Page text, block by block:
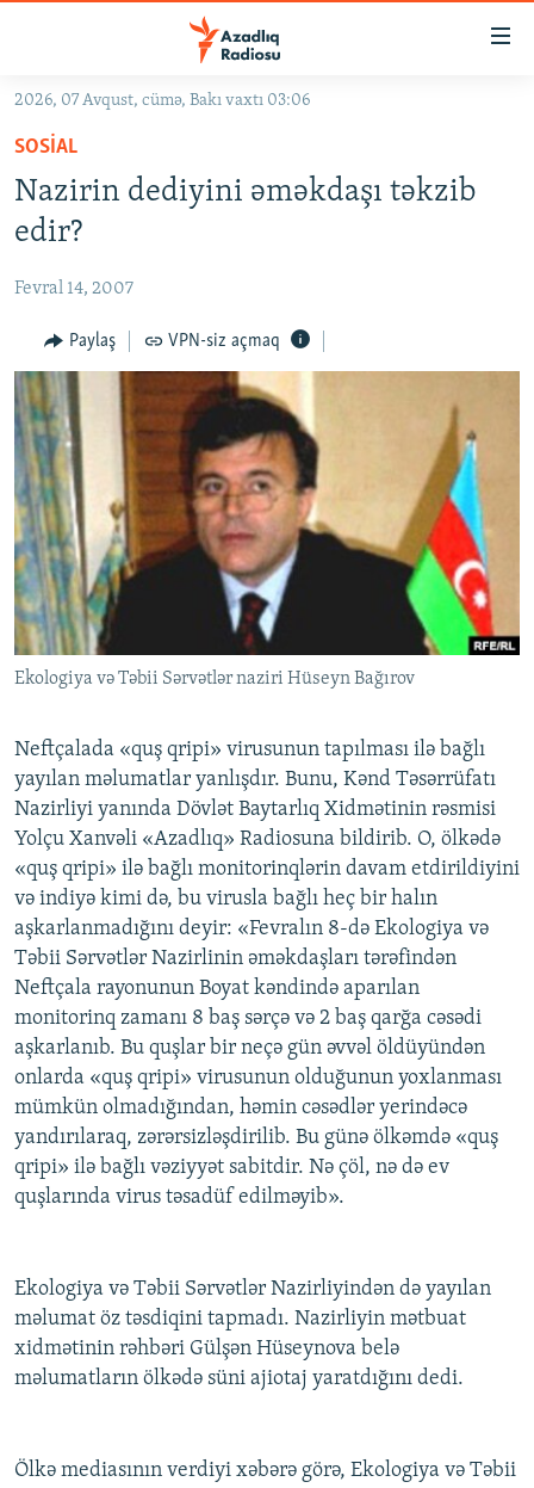
Əsas
qayıt
Əsas
naviqasiyaya
qayıt
Axtarışa
GÜNDƏM
KORRUPSIOMETR
FƏRQƏ BAX
QANUNI DOĞRU
ARAŞDIRMA
MULTIMEDIA
VIDEO
FOTOQALEREYA
İNFOQRAFIKA
KARIKATURA
RADIO ARXIV
OXU ZALI
AZƏRBAYCAN ƏDƏBIYYATI KITABXANASI
İSLAM VƏ DEMOKRATIYA
İZ - MƏDƏNIYYƏT PROQRAMI
HAQQIMIZDA
MISSIYAMIZ
PEŞƏ ETIKASI VƏ JURNALISTIKA STANDARTLARIMIZ
MATERIALLARIMIZDAN ISTIFADƏ
AZADLIQRADIOSU MOBIL TELEFONUNUZDA
XƏBƏR BÜLLETENLƏRIMIZ
BIZI IZLƏ
RFE/RL-in bütün saytları
2026, 07 Avqust, cümə, Bakı vaxtı 03:06
SOSIAL
Nazirin dediyini əməkdaşı təkzib
edir?
Fevral 14, 2007
Paylaş VPN-siz açmaq
Ekologiya və Təbii Sərvətlər naziri Hüseyn Bağırov
Neftçalada «quş qripi» virusunun tapılması ilə bağlı
yayılan məlumatlar yanlışdır. Bunu, Kənd Təsərrüfatı
Nazirliyi yanında Dövlət Baytarlıq Xidmətinin rəsmisi
Yolçu Xanvəli «Azadlıq» Radiosuna bildirib. O, ölkədə
«quş qripi» ilə bağlı monitorinqlərin davam etdirildiyini
və indiyə kimi də, bu virusla bağlı heç bir halın
aşkarlanmadığını deyir: «Fevralın 8-də Ekologiya və
Təbii Sərvətlər Nazirlinin əməkdaşları tərəfindən
Neftçala rayonunun Boyat kəndində aparılan
monitorinq zamanı 8 baş sərçə və 2 baş qarğa cəsədi
aşkarlanıb. Bu quşlar bir neçə gün əvvəl öldüyündən
onlarda «quş qripi» virusunun olduğunun yoxlanması
mümkün olmadığından, həmin cəsədlər yerindəcə
yandırılaraq, zərərsizləşdirilib. Bu günə ölkəmdə «quş
qripi» ilə bağlı vəziyyət sabitdir. Nə çöl, nə də ev
quşlarında virus təsadüf edilməyib».
Ekologiya və Təbii Sərvətlər Nazirliyindən də yayılan
məlumat öz təsdiqini tapmadı. Nazirliyin mətbuat
xidmətinin rəhbəri Gülşən Hüseynova belə
məlumatların ölkədə süni ajiotaj yaratdığını dedi.
Ölkə mediasının verdiyi xəbərə görə, Ekologiya və Təbii